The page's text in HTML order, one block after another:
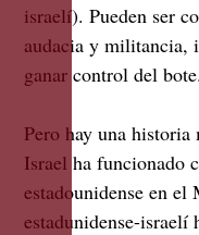
israelí). Pueden ser
audacia y militancia,
ganar control del bote.
Pero hay una historia
Israel ha funcionado
estadounidense en
estadunidense-israelí